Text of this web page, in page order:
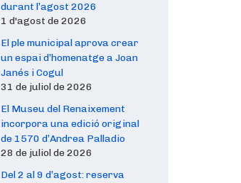
durant l’agost 2026
1 d'agost de 2026
El ple municipal aprova crear
un espai d’homenatge a Joan
Janés i Cogul
31 de juliol de 2026
El Museu del Renaixement
incorpora una edició original
de 1570 d’Andrea Palladio
28 de juliol de 2026
Del 2 al 9 d’agost: reserva